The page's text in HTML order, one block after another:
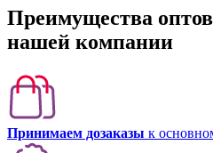
Преимущества
нашей компании
Принимаем дозаказы к